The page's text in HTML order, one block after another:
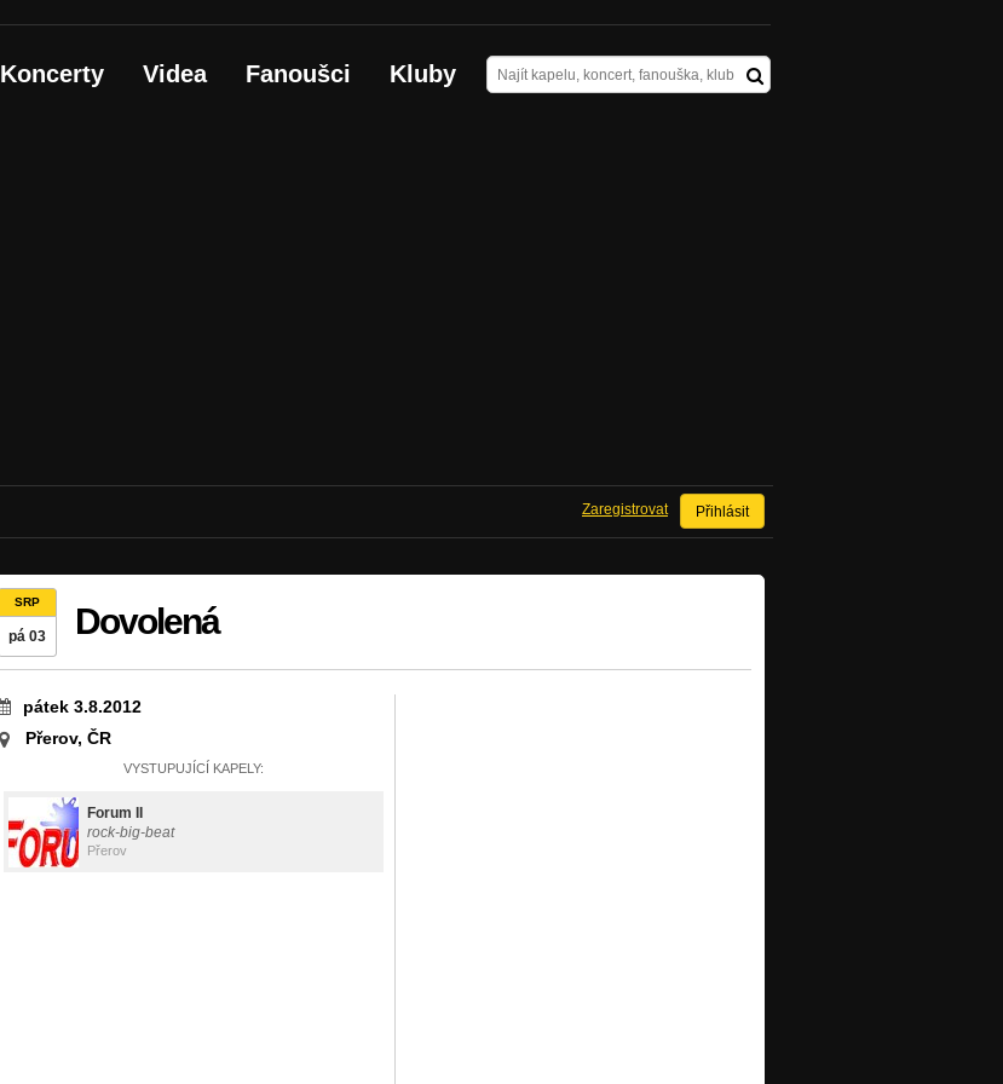
Koncerty Videa Fanoušci Kluby
Přihlásit
Zaregistrovat
SRP
pá 03 Dovolená
pátek 3.8.2012
Přerov, ČR
VYSTUPUJÍCÍ KAPELY:
Forum II
rock-big-beat
Přerov